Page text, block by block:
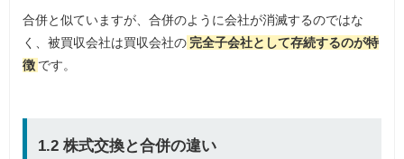
合併と似ていますが、合併のように会社が消滅するのではな
く、被買収会社は買収会社の 完全子会社として存続するのが特
徴 です。
1.2 株式交換と合併の違い